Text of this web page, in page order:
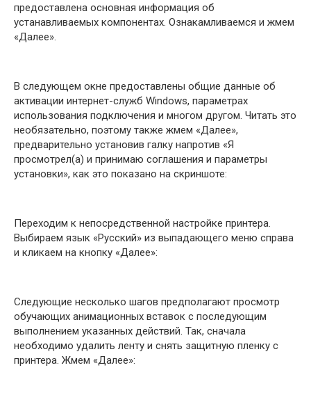
предоставлена основная информация об
устанавливаемых компонентах. Ознакамливаемся и жмем
«Далее».
В следующем окне предоставлены общие данные об
активации интернет-служб Windows, параметрах
использования подключения и многом другом. Читать это
необязательно, поэтому также жмем «Далее»,
предварительно установив галку напротив «Я
просмотрел(а) и принимаю соглашения и параметры
установки», как это показано на скриншоте:
Переходим к непосредственной настройке принтера.
Выбираем язык «Русский» из выпадающего меню справа
и кликаем на кнопку «Далее»:
Следующие несколько шагов предполагают просмотр
обучающих анимационных вставок с последующим
выполнением указанных действий. Так, сначала
необходимо удалить ленту и снять защитную пленку с
принтера. Жмем «Далее»: